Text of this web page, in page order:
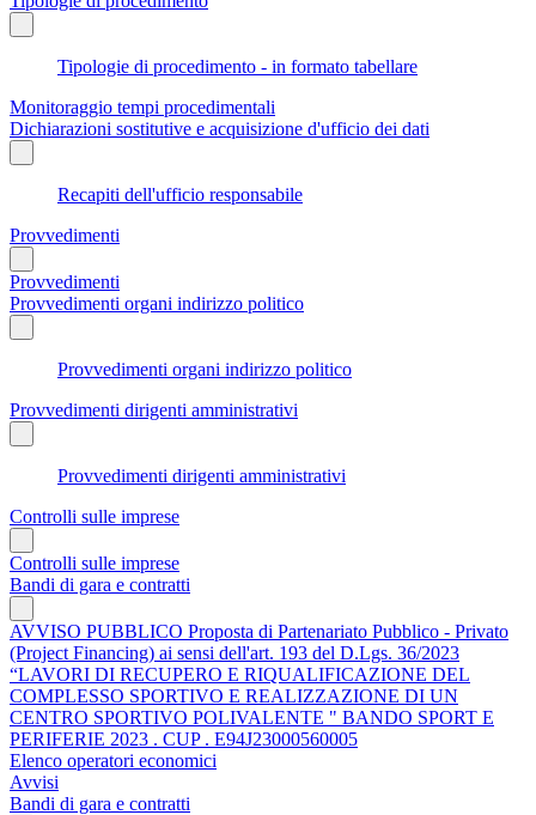
Tipologie di procedimento - in formato tabellare
Monitoraggio tempi procedimentali
Dichiarazioni sostitutive e acquisizione d'ufficio dei dati
Recapiti dell'ufficio responsabile
Provvedimenti
Provvedimenti
Provvedimenti organi indirizzo politico
Provvedimenti organi indirizzo politico
Provvedimenti dirigenti amministrativi
Provvedimenti dirigenti amministrativi
Controlli sulle imprese
Controlli sulle imprese
Bandi di gara e contratti
AVVISO PUBBLICO Proposta di Partenariato Pubblico - Privato
(Project Financing) ai sensi dell'art. 193 del D.Lgs. 36/2023
“LAVORI DI RECUPERO E RIQUALIFICAZIONE DEL
COMPLESSO SPORTIVO E REALIZZAZIONE DI UN
CENTRO SPORTIVO POLIVALENTE " BANDO SPORT E
PERIFERIE 2023 . CUP . E94J23000560005
Elenco operatori economici
Avvisi
Bandi di gara e contratti